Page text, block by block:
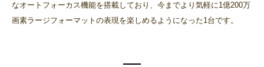
なオートフォーカス機能を搭載しており、今までより気軽に1億200万
画素ラージフォーマットの表現を楽しめるようになった1台です。